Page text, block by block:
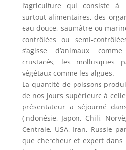
l’agriculture qui consiste
surtout alimentaires, des
eau douce, saumâtre ou
contrôlées ou semi-
s’agisse d’animaux
crustacés, les mollusques
végétaux comme les algues.
La quantité de poissons
de nos jours supérieure à
présentateur a séjourné
(Indonésie, Japon, Chili,
Centrale, USA, Iran, Russie
que chercheur et expert dans